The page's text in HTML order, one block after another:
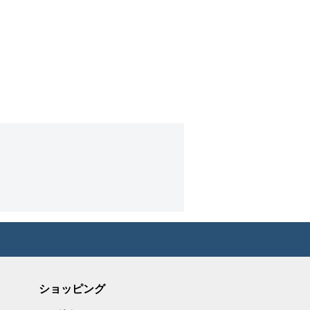
ショッピング